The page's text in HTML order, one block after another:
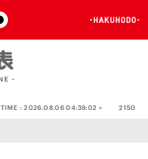
TIME :2026.08.06 04:39:02 > 2150